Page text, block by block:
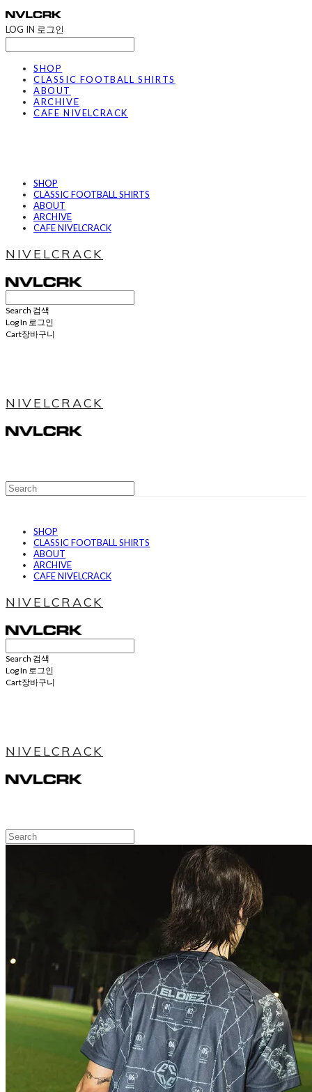
LOG IN 로그인
SHOP
CLASSIC FOOTBALL SHIRTS
ABOUT
ARCHIVE
CAFE NIVELCRACK
SHOP
CLASSIC FOOTBALL SHIRTS
ABOUT
ARCHIVE
CAFE NIVELCRACK
NIVELCRACK
Search 검색
Log In 로그인
Cart장바구니
NIVELCRACK
SHOP
CLASSIC FOOTBALL SHIRTS
ABOUT
ARCHIVE
CAFE NIVELCRACK
NIVELCRACK
Search 검색
Log In 로그인
Cart장바구니
NIVELCRACK